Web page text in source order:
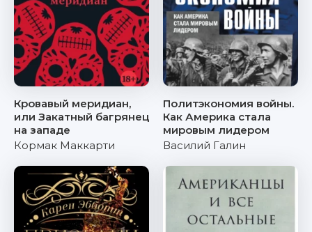
Кровавый меридиан,
или Закатный багрянец
на западе
Кормак Маккарти
Политэкономия войны.
Как Америка стала
мировым лидером
Василий Галин